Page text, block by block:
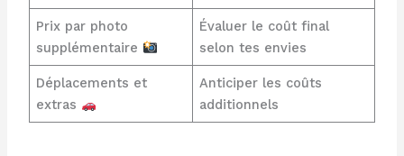
Prix par photo
supplémentaire
Évaluer le coût final
selon tes envies
Déplacements et
extras
Anticiper les coûts
additionnels